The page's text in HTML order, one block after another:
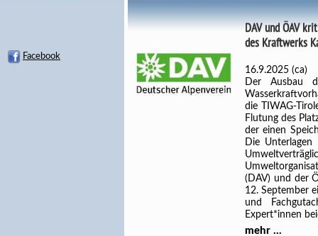
Facebook
DAV und ÖAV
des Kraftwerks
16.9.2025 (ca)
Der Ausbau
die TIWAG-
Flutung des
der einen
Die
(DAV) und der
12. September
und
Expert*innen
mehr ...